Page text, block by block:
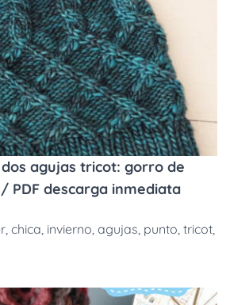
dos agujas tricot: gorro de
PDF descarga inmediata
, chica, invierno, agujas, punto, tricot,